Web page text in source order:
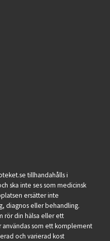
tillhandahålls i
ska inte ses som medicinsk
ersätter inte
diagnos eller behandling.
rör din hälsa eller ett
användas som ett komplement
och varierad kost